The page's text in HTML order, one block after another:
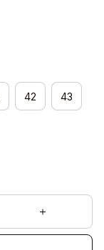
42 43